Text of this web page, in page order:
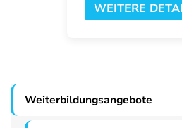
WEITERE
Weiterbildungsangebote